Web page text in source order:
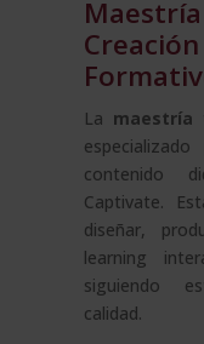
La maestría
contenido
Captivate.
diseñar,
learning
siguiendo
calidad.